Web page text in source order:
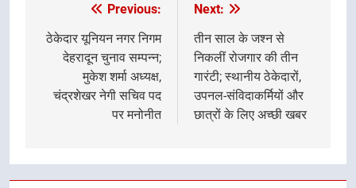
navigation
Previous:
ठेकेदार यूनियन नगर निगम
देहरादून चुनाव सम्पन्न;
मुकेश शर्मा अध्यक्ष,
चंद्रशेखर नेगी सचिव पद
पर मनोनीत
Next:
तीन साल के जश्न से
निकलीं रोजगार की तीन
गारंटी; स्थानीय ठेकेदारों,
उपनल-संविदाकर्मियों और
छात्रों के लिए अच्छी खबर